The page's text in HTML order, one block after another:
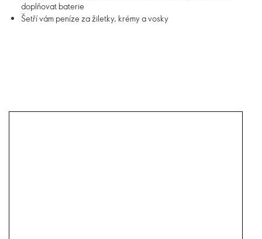
doplňovat baterie
Šetří vám peníze za žiletky, krémy a vosky